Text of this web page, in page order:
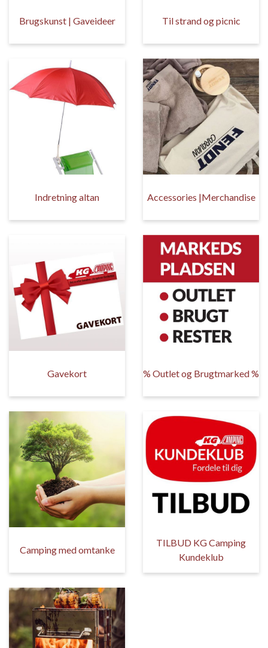
Brugskunst | Gaveideer Til strand og picnic
Indretning altan Accessories |Merchandise
Gavekort % Outlet og Brugtmarked %
Camping med omtanke
TILBUD KG Camping
Kundeklub